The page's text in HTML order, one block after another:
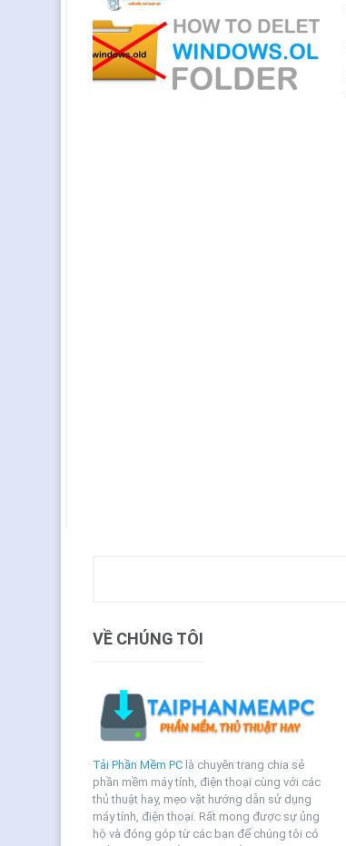
VỀ CHÚNG TÔI
Tải Phần Mềm PC là chuyên trang chia sẻ
phần mềm máy tính, điện thoại cùng với các
thủ thuật hay, mẹo vặt hướng dẫn sử dụng
máy tính, điện thoại. Rất mong được sự ủng
hộ và đóng góp từ các bạn để chúng tôi có